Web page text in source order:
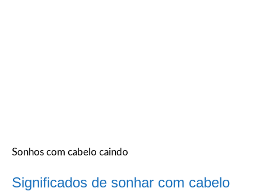
Sonhos com cabelo caindo
Significados de sonhar com cabelo